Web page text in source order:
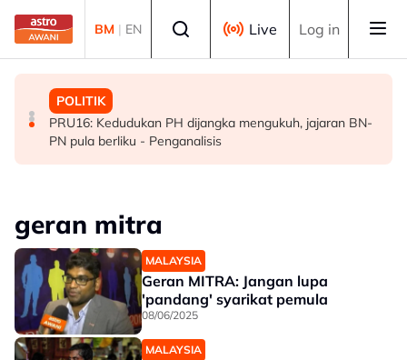
Skip to main content
BM | EN Live Log in
POLITIK
[TERKINI] 10 ADUN BN-PN dilantik Exco, terajui
pentadbiran Negeri Sembilan
MALAYSIA
MAG wajibkan saringan dadah 1,260 juruterbang
Malaysia Airlines
POLITIK
PRU16: Kedudukan PH dijangka mengukuh, jajaran BN-
PN pula berliku - Penganalisis
geran mitra
MALAYSIA
Geran MITRA: Jangan lupa
'pandang' syarikat pemula
08/06/2025
MALAYSIA